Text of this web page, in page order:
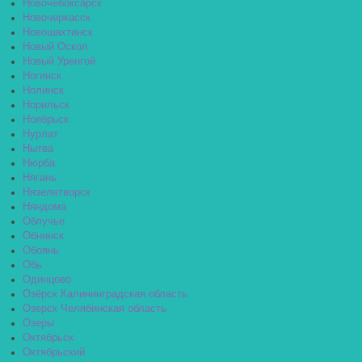
Новочебоксарск
Новочеркасск
Новошахтинск
Новый Оскол
Новый Уренгой
Ногинск
Нолинск
Норильск
Ноябрьск
Нурлат
Нытва
Нюрба
Нягань
Нязелетворск
Няндома
Облучье
Обнинск
Обоянь
Обь
Одинцово
Озёрск Калининградская область
Озерск Челябинская область
Озеры
Октябрьск
Октябрьский